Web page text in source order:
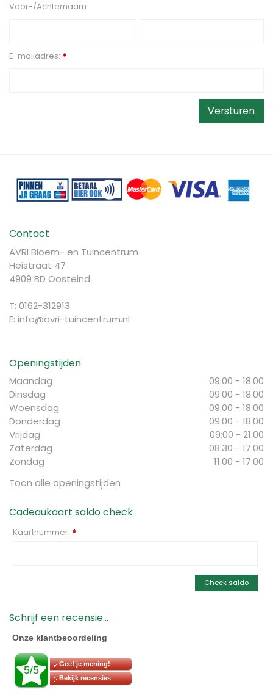
Voor-/Achternaam:
E-mailadres: *
Contact
AVRI Bloem- en Tuincentrum
Heistraat 47
4909 BD Oosteind
T: 0162-312913
E: info@avri-tuincentrum.nl
Openingstijden
Maandag
09:00 - 18:00
Dinsdag
09:00 - 18:00
Woensdag
09:00 - 18:00
Donderdag
09:00 - 18:00
Vrijdag
09:00 - 21:00
Zaterdag
08:30 - 17:00
Zondag
11:00 - 17:00
Toon alle openingstijden
Cadeaukaart saldo check
Kaartnummer: *
Check saldo
Schrijf een recensie...